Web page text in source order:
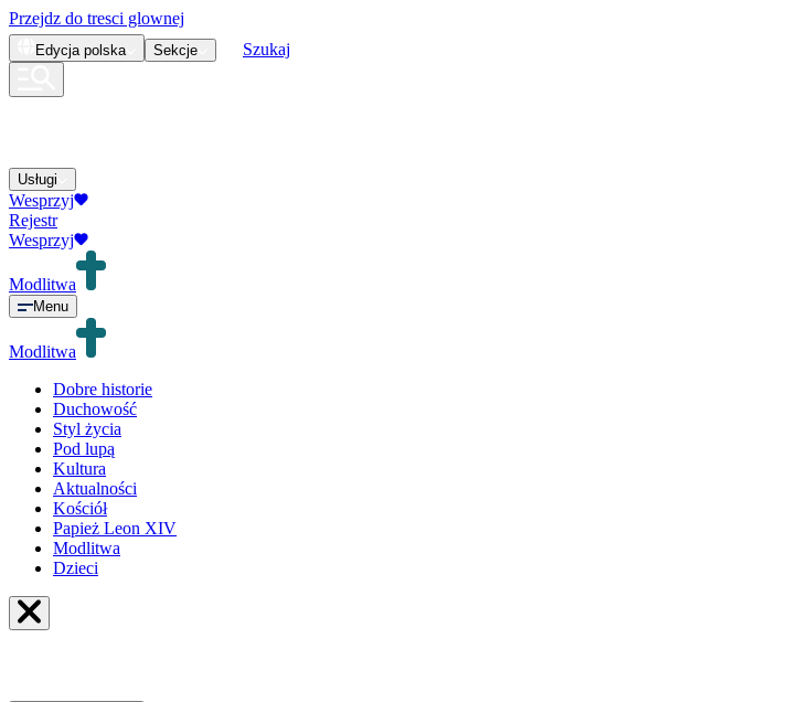
Przejdz do tresci glownej
Edycja polska Sekcje Szukaj
Usługi
Wesprzyj
Rejestr
Wesprzyj
Modlitwa
Menu
Modlitwa
Dobre historie
Duchowość
Styl życia
Pod lupą
Kultura
Aktualności
Kościół
Papież Leon XIV
Modlitwa
Dzieci